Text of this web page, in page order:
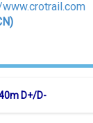
D+/D-